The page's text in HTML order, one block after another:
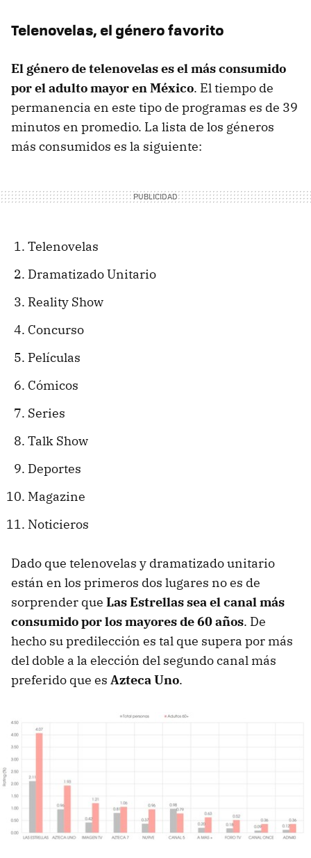
Telenovelas, el género favorito
El género de telenovelas es el más consumido
por el adulto mayor en México. El tiempo de
permanencia en este tipo de programas es de 39
minutos en promedio. La lista de los géneros
más consumidos es la siguiente:
Telenovelas
Dramatizado Unitario
Reality Show
Concurso
Películas
Cómicos
Series
Talk Show
Deportes
Magazine
Noticieros
Dado que telenovelas y dramatizado unitario
están en los primeros dos lugares no es de
sorprender que Las Estrellas sea el canal más
consumido por los mayores de 60 años. De
hecho su predilección es tal que supera por más
del doble a la elección del segundo canal más
preferido que es Azteca Uno.